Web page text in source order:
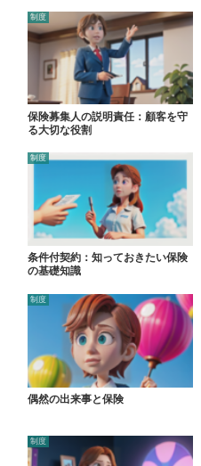
制度
保険募集人の説明責任：顧客を守
る大切な役割
制度
条件付契約：知っておきたい保険
の基礎知識
制度
偶然の出来事と保険
制度